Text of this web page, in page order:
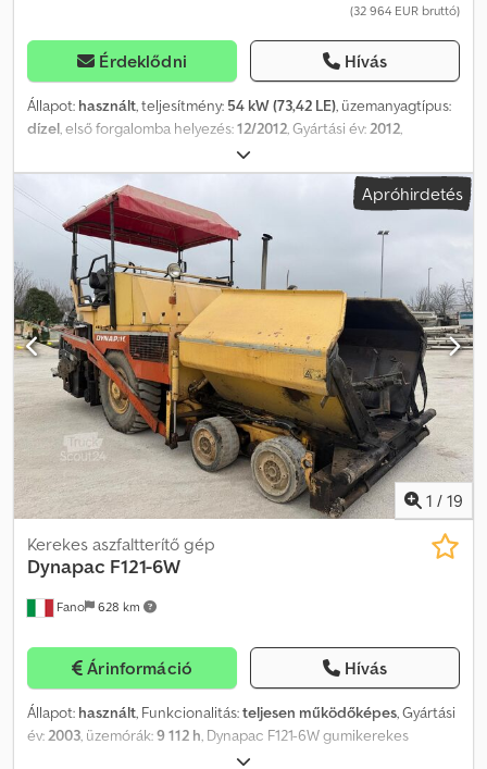
(32 964 EUR bruttó)
Érdeklődni Hívás
Állapot: használt, teljesítmény: 54 kW (73,42 LE), üzemanyagtípus:
dízel, első forgalomba helyezés:12/2012, Gyártási év:2012,
, Sebességváltó: 2 fogaskerekek Codozp
Niwopfx Aiqorf Terjedelem: Építés Alkalmazási anyag: Aszfalt Bruttó
tömeg: 7.300 kg Méretek (LxSxH): 510 x 193 x 265 cm Tengelytáv:
195 cm Motor típusa: Caterpillar C3.3B Garancia: 3 hónapok
Apróhirdetés
1 / 19
Fano 628 km
Kerekes aszfaltterítő gép
Dynapac F121-6W
Árinformáció Hívás
Állapot: használt, Funkcionalitás:teljesen működőképes, Gyártási
év: 2003 , üzemórák:9 112 h , Dynapac F121-6W gumikerekes
aszfaltfiniser Gyártási év: 2003 MAXIMÁLIS MŰKÖDÉSI TÖMEG: